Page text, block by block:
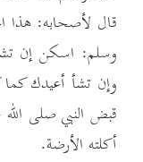
قال لأصحابه: هذا
وسلم: اسكن إن
وإن تشأ أعيدك كما
قبض النبي صلى
أكلته الأرضة.